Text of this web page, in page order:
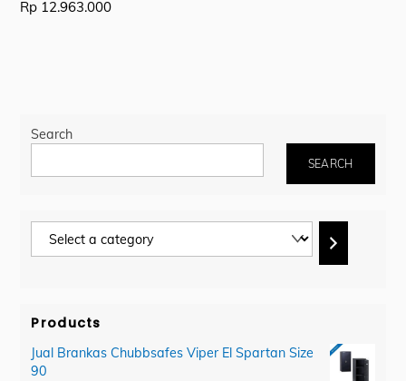
Rp 12.963.000
Search
SEARCH
Products
Jual Brankas Chubbsafes Viper El Spartan Size
90